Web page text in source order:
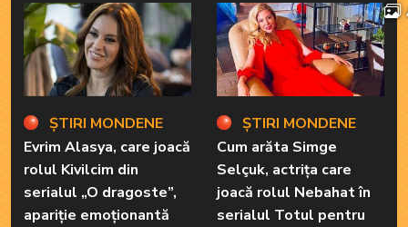
ȘTIRI MONDENE
Evrim Alasya, care joacă
rolul Kivilcim din
serialul „O dragoste”,
apariție emoționantă
ȘTIRI MONDENE
Cum arăta Simge
Selçuk, actrița care
joacă rolul Nebahat în
serialul Totul pentru